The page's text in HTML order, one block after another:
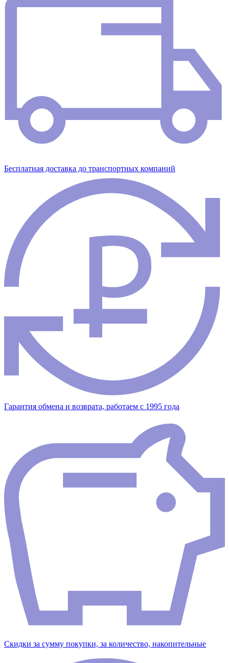
Бесплатная доставка до транспортных компаний
Гарантия обмена и возврата, работаем с 1995 года
Скидки за сумму покупки, за количество, накопительные